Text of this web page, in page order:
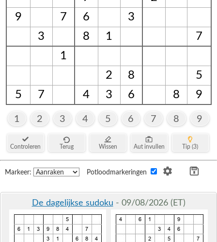
9
7 6
3
3
8 1
7
1
2
8
5
5
7 4 3 6 8 9
1 2 3 4 5 6 7 8 9
Controleren Terug Wissen Aut invullen Tip (3)
Markeer: Potloodmarkeringen
De dagelijkse sudoku - 09/08/2026 (ET)